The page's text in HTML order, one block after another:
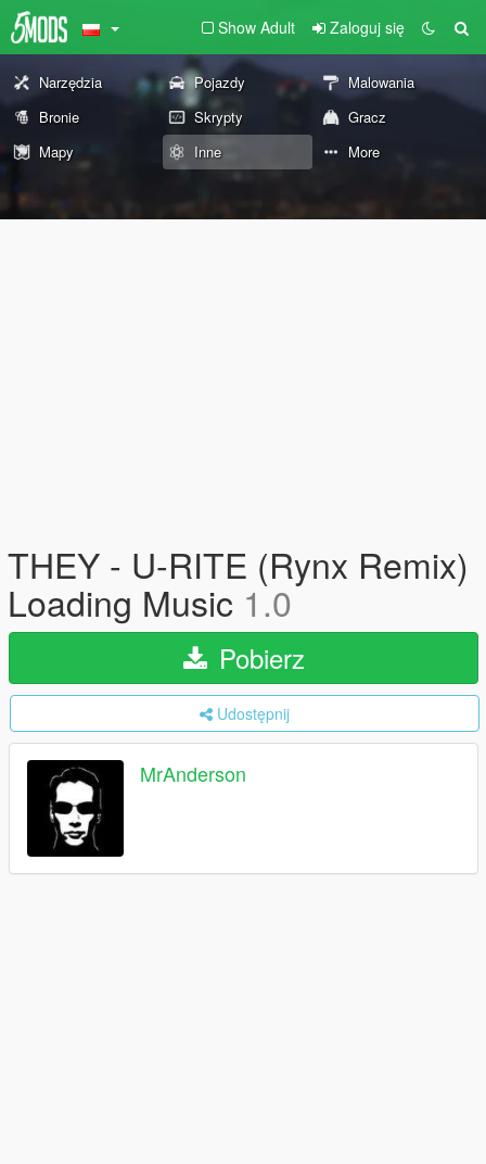
Show Adult Zaloguj się
Narzędzia Pojazdy
Malowania
Bronie
Skrypty
Gracz
Mapy
Inne More
THEY - U-RITE (Rynx Remix)
Loading Music 1.0
Pobierz
Udostępnij
MrAnderson